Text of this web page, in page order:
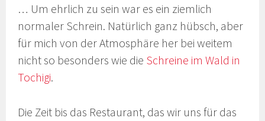
… Um ehrlich zu sein war es ein ziemlich
normaler Schrein. Natürlich ganz hübsch, aber
für mich von der Atmosphäre her bei weitem
nicht so besonders wie die Schreine im Wald in
Tochigi.
Die Zeit bis das Restaurant, das wir uns für das